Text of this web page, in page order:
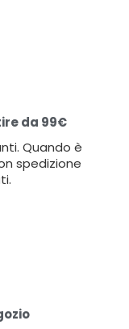
da 99€
Quando è
spedizione